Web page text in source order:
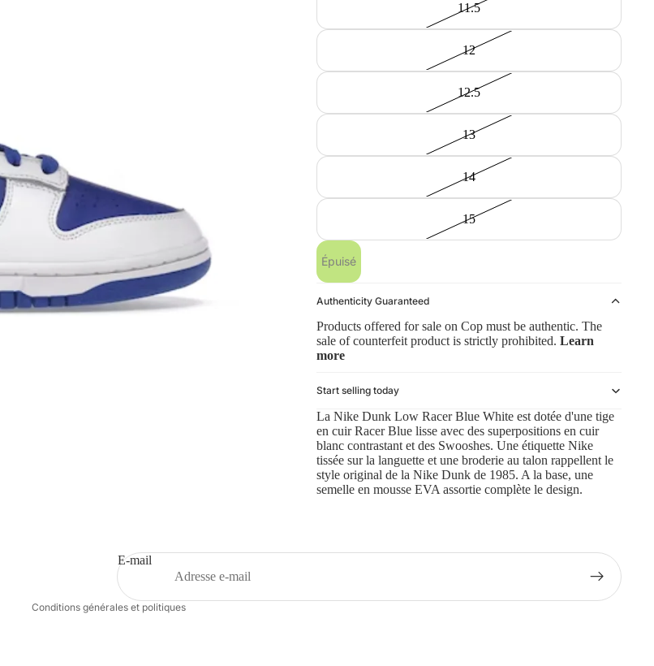
11.5
12
12.5
13
14
15
Épuisé
Authenticity Guaranteed
Products offered for sale on Cop must be authentic. The
sale of counterfeit product is strictly prohibited. Learn
more
Start selling today
La Nike Dunk Low Racer Blue White est dotée d'une tige
en cuir Racer Blue lisse avec des superpositions en cuir
blanc contrastant et des Swooshes. Une étiquette Nike
tissée sur la languette et une broderie au talon rappellent le
style original de la Nike Dunk de 1985. A la base, une
semelle en mousse EVA assortie complète le design.
E-mail
Conditions générales et politiques
Politique d’expédition